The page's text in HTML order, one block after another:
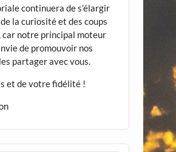
continuera de s’élargir
la curiosité et des coups
car notre principal moteur
de promouvoir nos
partager avec vous.
et de votre fidélité !